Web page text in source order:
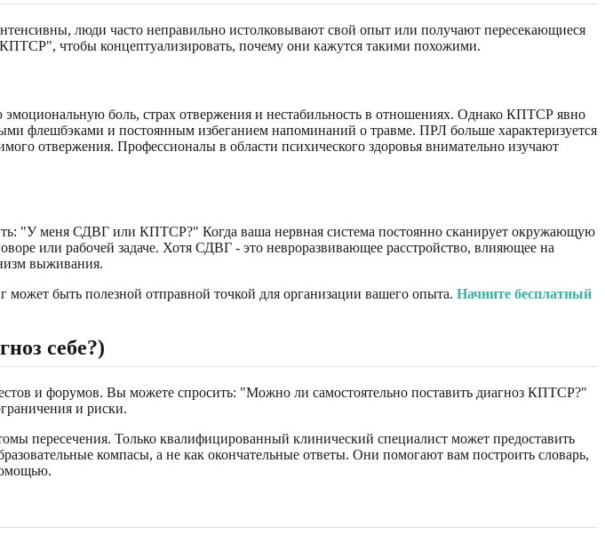
люди часто неправильно истолковывают свой опыт или получают пересекающиеся
чтобы концептуализировать, почему они кажутся такими похожими.
боль, страх отвержения и нестабильность в отношениях. Однако КПТСР явно
флешбэками и постоянным избеганием напоминаний о травме. ПРЛ больше характеризуется
отвержения. Профессионалы в области психического здоровья внимательно изучают
"У меня СДВГ или КПТСР?" Когда ваша нервная система постоянно сканирует окружающую
или рабочей задаче. Хотя СДВГ - это невроразвивающее расстройство, влияющее на
выживания.
быть полезной отправной точкой для организации вашего опыта. Начните бесплатный
себе?)
и форумов. Вы можете спросить: "Можно ли самостоятельно поставить диагноз КПТСР?"
и риски.
пересечения. Только квалифицированный клинический специалист может предоставить
компасы, а не как окончательные ответы. Они помогают вам построить словарь,